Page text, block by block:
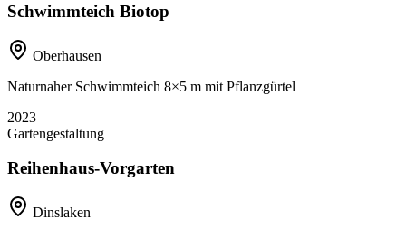
Schwimmteich Biotop
Oberhausen
Naturnaher Schwimmteich 8×5 m mit Pflanzgürtel
2023
Gartengestaltung
Reihenhaus-Vorgarten
Dinslaken